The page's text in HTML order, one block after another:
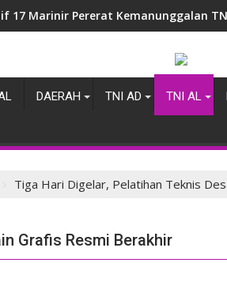
17 Marinir Pererat Kemanunggalan
DAERAH TNI AD TNI AL
Tiga Hari Digelar, Pelatihan Teknis
Grafis Resmi Berakhir